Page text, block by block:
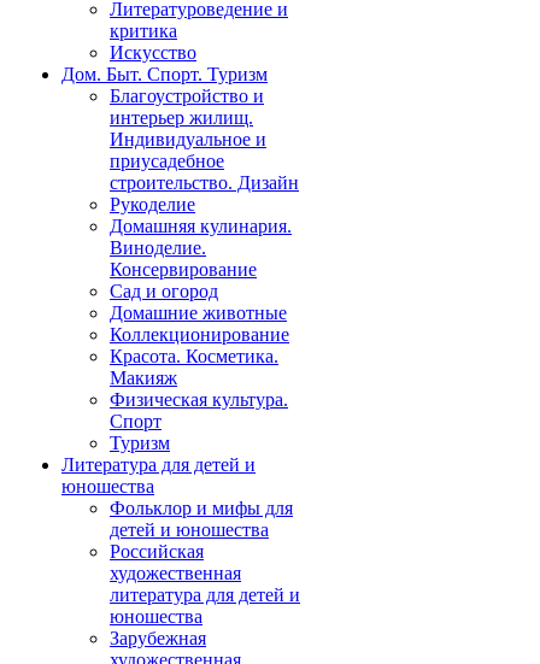
Литературоведение и
критика
Искусство
Дом. Быт. Спорт. Туризм
Благоустройство и
интерьер жилищ.
Индивидуальное и
приусадебное
строительство. Дизайн
Рукоделие
Домашняя кулинария.
Виноделие.
Консервирование
Сад и огород
Домашние животные
Коллекционирование
Красота. Косметика.
Макияж
Физическая культура.
Спорт
Туризм
Литература для детей и
юношества
Фольклор и мифы для
детей и юношества
Российская
художественная
литература для детей и
юношества
Зарубежная
художественная